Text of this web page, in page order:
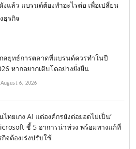
แล้ว แบรนด์ต้องทำอะไรต่อ เพื่อเปลี่ยน
ธุรกิจ
ลยุทธ์การตลาดที่แบรนด์ควรทำในปี
หากอยากเติบโตอย่างยั่งยืน
August 6, 2026
ไทยเก่ง AI แต่องค์กรยังต่อยอดไม่เป็น’
ชี้ 5 อาการน่าห่วง พร้อมทางแก้ที่
กิจต้องเร่งปรับใช้